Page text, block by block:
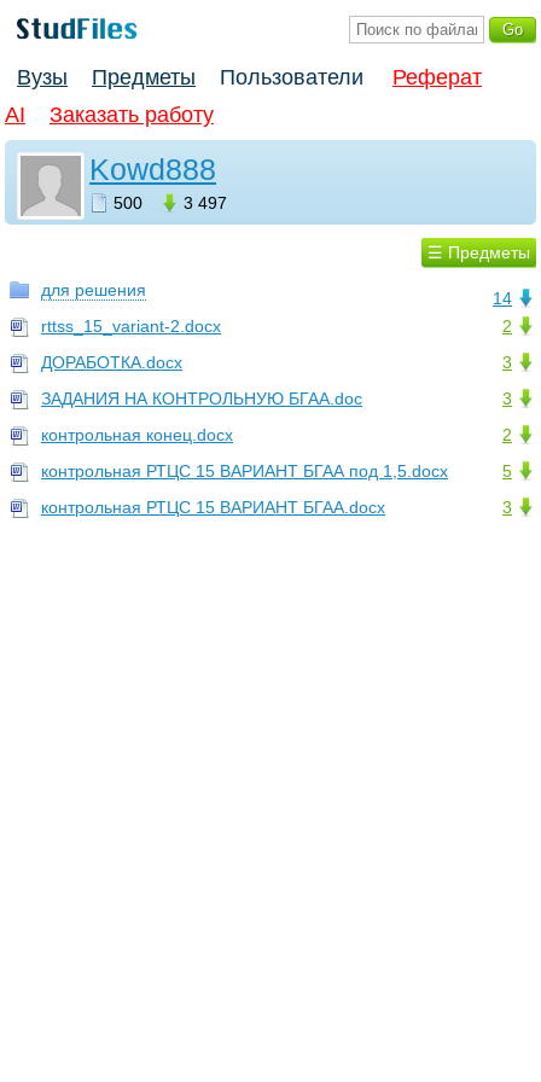
Вузы Предметы Пользователи
Реферат
AI
Заказать работу
Kowd888
500 3 497
☰ Предметы
14
для решения
2
rttss_15_variant-2.docx
3
ДОРАБОТКА.docx
3
ЗАДАНИЯ НА КОНТРОЛЬНУЮ БГАА.doc
2
контрольная конец.docx
5
контрольная РТЦС 15 ВАРИАНТ БГАА под 1,5.docx
3
контрольная РТЦС 15 ВАРИАНТ БГАА.docx